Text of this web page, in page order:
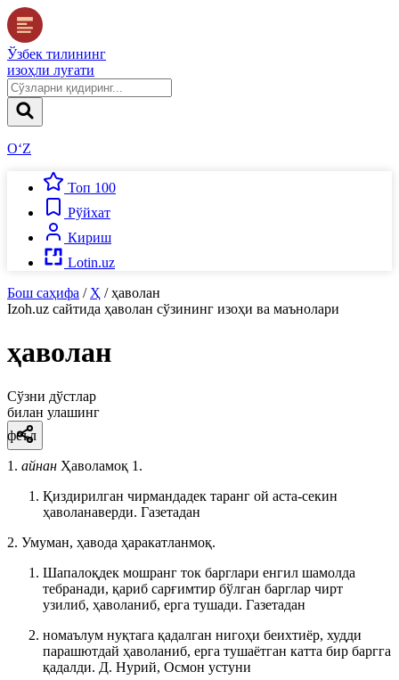
Ўзбек тилининг
изоҳли луғати
O‘Z
Топ 100
Рўйхат
Кириш
Lotin.uz
Бош саҳифа / Ҳ / ҳаволан
Izoh.uz сайтида ҳаволан сўзининг изоҳи ва маънолари
ҳаволан
Сўзни дўстлар
билан улашинг
феъл
1. айнан Ҳаволамоқ 1.
Қиздирилган чирмандадек таранг ой аста-секин
ҳаволанаверди. Газетадан
2. Умуман, ҳавода ҳаракатланмоқ.
Шапалоқдек мошранг ток барглари енгил шамолда
тебранади, қариб сарғимтир бўлган барглар чирт
узилиб, ҳаволаниб, ерга тушади. Газетадан
номаълум нуқтага қадалган нигоҳи беихтиёр, худди
парашютдай ҳаволаниб, ерга тушаётган катта бир баргга
қадалди. Д. Нурий, Осмон устуни